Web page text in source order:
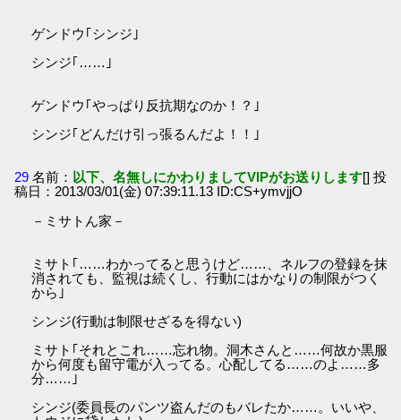
ゲンドウ｢シンジ｣
シンジ｢……｣
ゲンドウ｢やっぱり反抗期なのか！？｣
シンジ｢どんだけ引っ張るんだよ！！｣
29 名前： 以下、名無しにかわりましてVIPがお送りします[] 投
稿日：2013/03/01(金) 07:39:11.13 ID:CS+ymvjjO
－ミサトん家－
ミサト｢……わかってると思うけど……、ネルフの登録を抹
消されても、監視は続くし、行動にはかなりの制限がつく
から｣
シンジ(行動は制限せざるを得ない)
ミサト｢それとこれ……忘れ物。洞木さんと……何故か黒服
から何度も留守電が入ってる。心配してる……のよ……多
分……｣
シンジ(委員長のパンツ盗んだのもバレたか……。いいや、